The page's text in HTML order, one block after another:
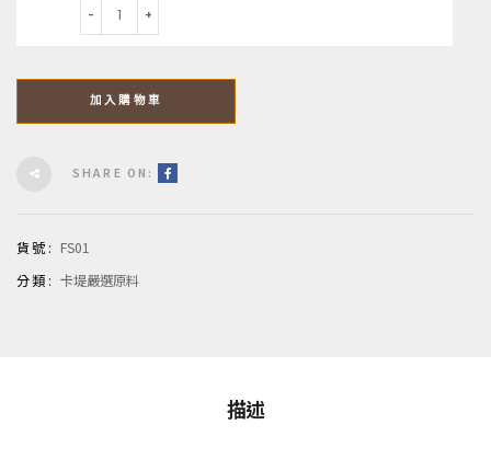
加入購物車
SHARE ON:
貨號: FS01
分類: 卡堤嚴選原料
描述